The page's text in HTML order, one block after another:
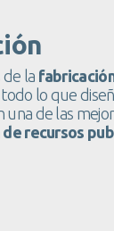
de la
lo que
una de las
recursos